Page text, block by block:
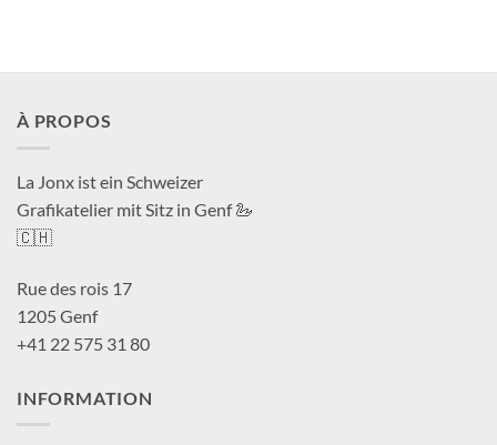
À PROPOS
La Jonx ist ein Schweizer
Grafikatelier mit Sitz in Genf 🦢
🇨🇭
Rue des rois 17
1205 Genf
+41 22 575 31 80
INFORMATION